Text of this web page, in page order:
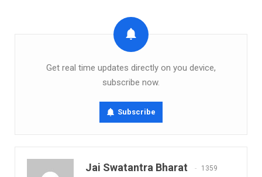
Get real time updates directly on you device,
subscribe now.
Subscribe
Jai Swatantra Bharat 1359